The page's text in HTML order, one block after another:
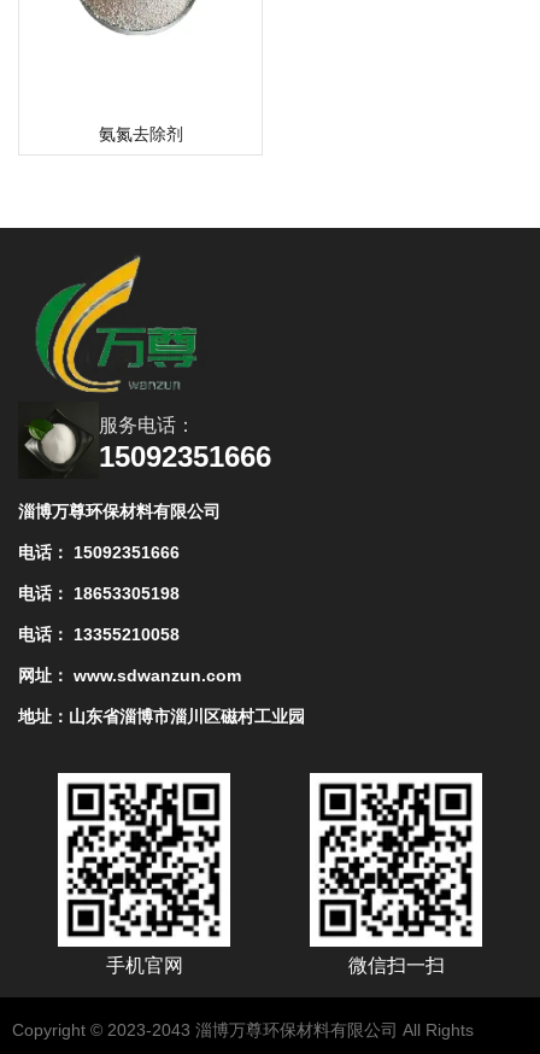
氨氮去除剂
服务电话：
15092351666
淄博万尊环保材料有限公司
电话： 15092351666
电话： 18653305198
电话： 13355210058
网址： www.sdwanzun.com
地址：山东省淄博市淄川区磁村工业园
手机官网 微信扫一扫
Copyright © 2023-2043 淄博万尊环保材料有限公司 All Rights